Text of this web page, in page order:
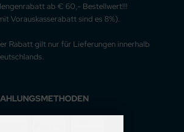
ab € 60,- Bestellwert!!!
Vorauskasserabatt sind es 8%).
Rabatt gilt nur für Lieferungen innerhalb